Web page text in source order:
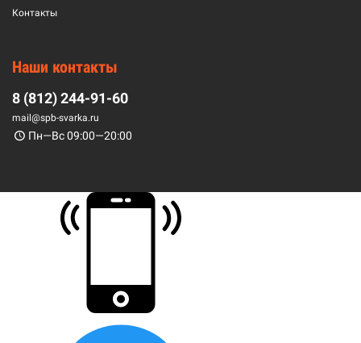
Контакты
Наши контакты
8 (812) 244-91-60
mail@spb-svarka.ru
Пн—Вс 09:00—20:00